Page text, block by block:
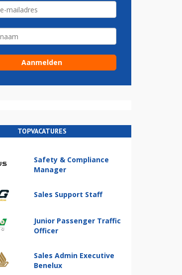
TOPVACATURES
Safety & Compliance
Manager
Sales Support Staff
Junior Passenger Traffic
Officer
Sales Admin Executive
Benelux